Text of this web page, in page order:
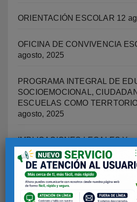
ORIENTACIÓN ESCOLAR 12
OFICINA DE CONVIVENCIA
agosto, 2025
PROGRAMA INTEGRAL DE
SOCIOEMOCIONAL,
ESCUELAS COMO
agosto, 2025
IMPLICACIONES LEGALES Y
RESPONSABILIDADES DE
FAMILIA SOBRE LAS
COMETIDOS POR LOS
agosto, 2025